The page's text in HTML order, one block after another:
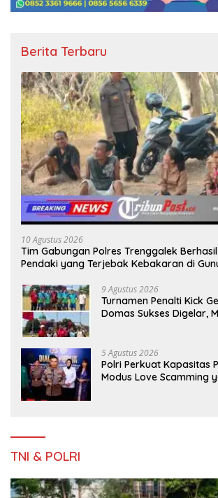
Berita Terbaru
10 Agustus 2026
Tim Gabungan Polres Trenggalek
Pendaki yang Terjebak Kebakaran di
9 Agustus 2026
Turnamen Penalti Kick
Domas Sukses Digelar,
5 Agustus 2026
Polri Perkuat Kapasitas
Modus Love Scamming
TNI & POLRI